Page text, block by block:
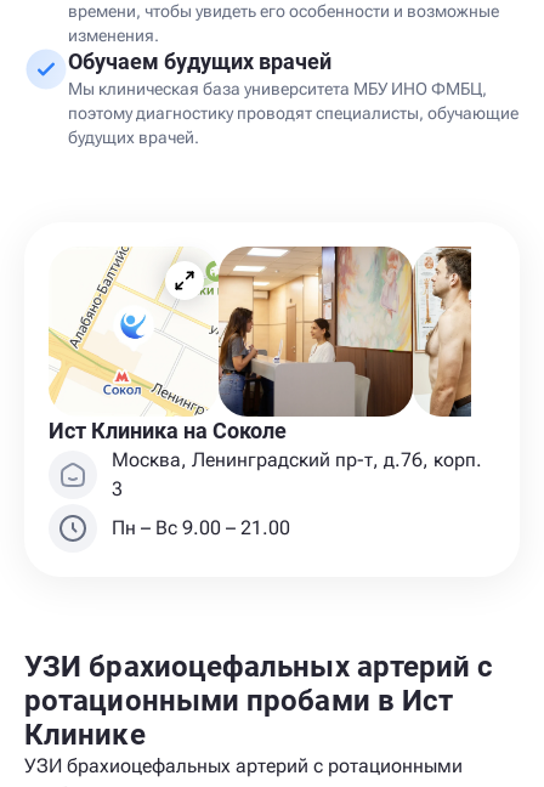
времени, чтобы увидеть его особенности и возможные
изменения.
Обучаем будущих врачей
Мы клиническая база университета МБУ ИНО ФМБЦ,
поэтому диагностику проводят специалисты, обучающие
будущих врачей.
Ист Клиника на Соколе
Москва, Ленинградский пр-т, д.76, корп.
3
Пн – Вс 9.00 – 21.00
УЗИ брахиоцефальных артерий с
ротационными пробами в Ист
Клинике
УЗИ брахиоцефальных артерий с ротационными